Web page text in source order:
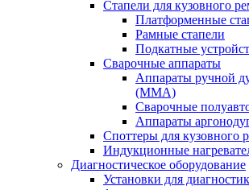
Стапели для кузовного
Платформенные
Рамные стапели
Подкатные
Сварочные аппараты
Аппараты ручной
(MMA)
Сварочные
Аппараты
Споттеры для кузовного
Индукционные
Диагностическое оборудование
Установки для